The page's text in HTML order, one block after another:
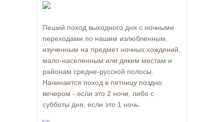
Пеший поход выходного дня с ночными
переходами по нашим излюбленным,
изученным на предмет ночных хождений,
мало-населенным или диким местам и
районам средне-русской полосы.
Начинается поход в пятницу поздно
вечером - если это 2 ночи, либо с
субботы дня, если это 1 ночь.